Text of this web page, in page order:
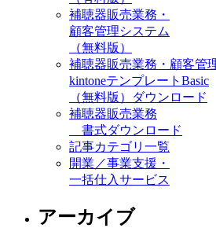
補聴器販売業務・
顧客管理システム
（無料版）
補聴器販売業務・顧客管
kintoneテンプレートBasic
（無料版）ダウンロード
補聴器販売業務
書式ダウンロード
記事カテゴリ一覧
開業／事業支援・
一括仕入サービス
アーカイブ